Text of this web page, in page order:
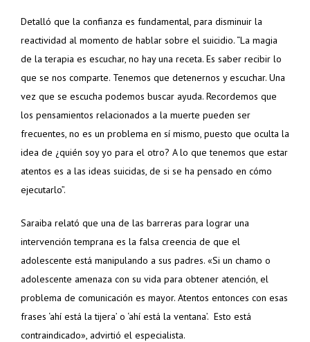
Detalló que la confianza es fundamental, para disminuir la
reactividad al momento de hablar sobre el suicidio. “La magia
de la terapia es escuchar, no hay una receta. Es saber recibir lo
que se nos comparte. Tenemos que detenernos y escuchar. Una
vez que se escucha podemos buscar ayuda. Recordemos que
los pensamientos relacionados a la muerte pueden ser
frecuentes, no es un problema en sí mismo, puesto que oculta la
idea de ¿quién soy yo para el otro? A lo que tenemos que estar
atentos es a las ideas suicidas, de si se ha pensado en cómo
ejecutarlo”.
Saraiba relató que una de las barreras para lograr una
intervención temprana es la falsa creencia de que el
adolescente está manipulando a sus padres. «Si un chamo o
adolescente amenaza con su vida para obtener atención, el
problema de comunicación es mayor. Atentos entonces con esas
frases ‘ahí está la tijera’ o ‘ahí está la ventana’. Esto está
contraindicado», advirtió el especialista.